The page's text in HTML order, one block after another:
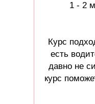
1 - 2
Курс
есть
давно не
курс